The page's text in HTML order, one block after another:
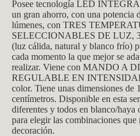
Posee tecnología LED
un gran ahorro, con una potencia
lúmenes, con TRES
SELECCIONABLES DE LUZ,
(luz cálida, natural y blanco frío)
cada momento la que mejor se
realizar. Viene con MANDO A
REGULABLE EN
color. Tiene unas dimensiones de
centímetros. Disponible en esta
diferentes y todos en blanco/haya
para elegir las combinaciones que
decoración.